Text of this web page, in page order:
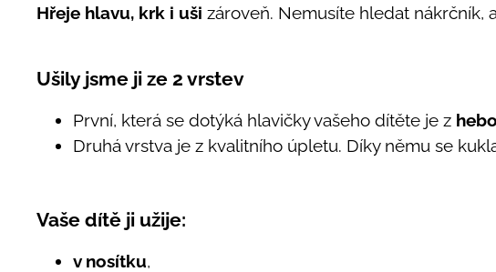
Hřeje hlavu, krk i uši zároveň. Nemusíte hledat nákrčník,
Ušily jsme ji ze 2 vrstev
První, která se dotýká hlavičky vašeho dítěte je z
Druhá vrstva je z kvalitního úpletu. Díky němu se
Vaše dítě ji užije:
v nosítku,